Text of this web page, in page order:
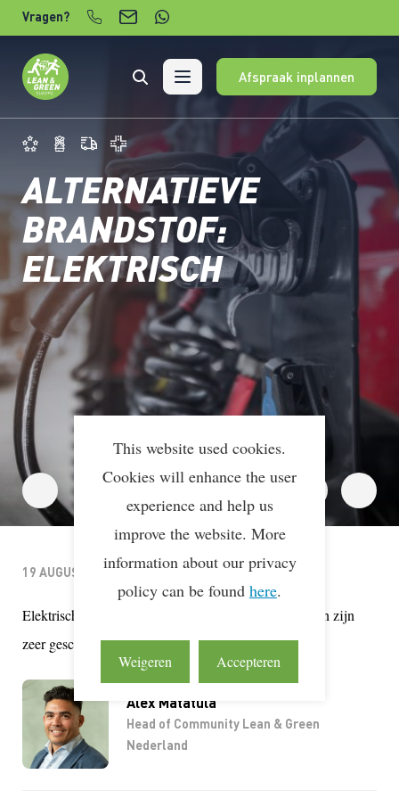
Verder naar content
Vragen?
Afspraak inplannen
ALTERNATIEVE
BRANDSTOF:
ELEKTRISCH
Alex Matatula
Head of Community Lean & Green
Nederland
19 AUGUSTUS, 2019
Elektrische wagens hebben een lagere CO2-emissie en zijn
zeer geschikt voor gebruik in milieuzone gebieden.
This website used cookies.
Cookies will enhance the user
experience and help us
improve the website. More
information about our privacy
policy can be found here.
Weigeren Accepteren